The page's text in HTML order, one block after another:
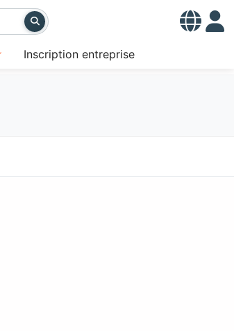
Inscription entreprise